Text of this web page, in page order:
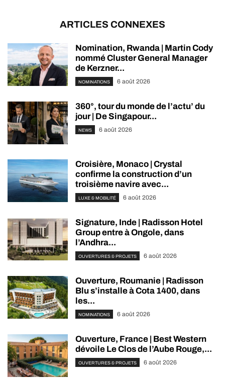
ARTICLES CONNEXES
Nomination, Rwanda | Martin Cody
nommé Cluster General Manager
de Kerzner...
NOMINATIONS 6 août 2026
360°, tour du monde de l’actu’ du
jour | De Singapour...
NEWS 6 août 2026
Croisière, Monaco | Crystal
confirme la construction d’un
troisième navire avec...
LUXE & MOBILITÉ 6 août 2026
Signature, Inde | Radisson Hotel
Group entre à Ongole, dans
l’Andhra...
OUVERTURES & PROJETS 6 août 2026
Ouverture, Roumanie | Radisson
Blu s’installe à Cota 1400, dans
les...
NOMINATIONS 6 août 2026
Ouverture, France | Best Western
dévoile Le Clos de l’Aube Rouge,...
OUVERTURES & PROJETS 6 août 2026